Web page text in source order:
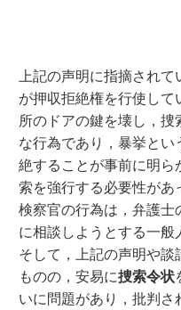
上記の声明に指摘され
が押収拒絶権を行使し
所のドアの鍵を壊し，
な行為であり，暴挙と
絶することが事前に明
索を強行する必要性が
検察官の行為は，弁護
に相談しようとする一般
そして，上記の声明や
ものの，安易に捜索令状
いに問題があり，批判さ